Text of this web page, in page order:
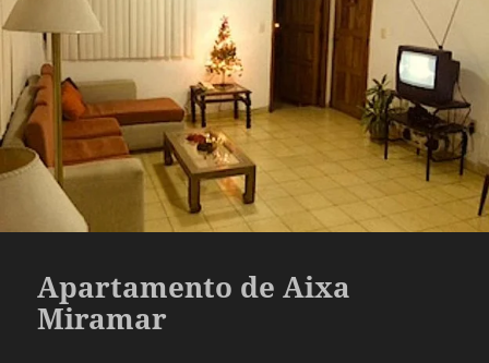
Apartamento de Aixa
Miramar